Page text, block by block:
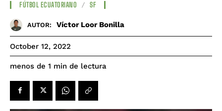
FÚTBOL ECUATORIANO SF
AUTOR: Víctor Loor Bonilla
October 12, 2022
menos de 1 min de lectura